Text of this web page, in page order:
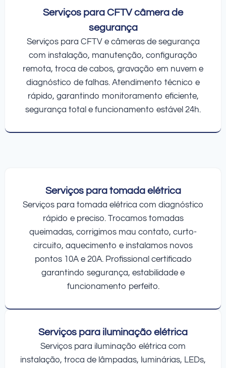
Serviços para CFTV câmera de
segurança
Serviços para CFTV e câmeras de segurança
com instalação, manutenção, configuração
remota, troca de cabos, gravação em nuvem e
diagnóstico de falhas. Atendimento técnico e
rápido, garantindo monitoramento eficiente,
segurança total e funcionamento estável 24h.
Serviços para tomada elétrica
Serviços para tomada elétrica com diagnóstico
rápido e preciso. Trocamos tomadas
queimadas, corrigimos mau contato, curto-
circuito, aquecimento e instalamos novos
pontos 10A e 20A. Profissional certificado
garantindo segurança, estabilidade e
funcionamento perfeito.
Serviços para iluminação elétrica
Serviços para iluminação elétrica com
instalação, troca de lâmpadas, luminárias, LEDs,